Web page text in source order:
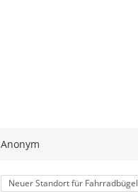
Anonym
Kategorie
Neuer Standort für Fahrradbügel